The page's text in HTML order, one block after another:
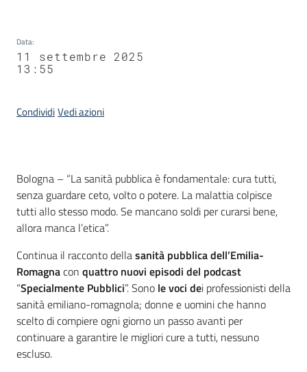
Data:
11 settembre 2025
13:55
CondividiVedi azioni
Contenuto
Bologna – “La sanità pubblica è fondamentale: cura tutti,
senza guardare ceto, volto o potere. La malattia colpisce
tutti allo stesso modo. Se mancano soldi per curarsi bene,
allora manca l’etica”.
Continua il racconto dellasanità pubblica dell’Emilia-
Romagnacon quattro nuovi episodi del podcast
“Specialmente Pubblici”. Sono le voci dei professionisti della
sanità emiliano-romagnola; donne e uomini che hanno
scelto di compiere ogni giorno un passo avanti per
continuare a garantire le migliori cure a tutti, nessuno
escluso.